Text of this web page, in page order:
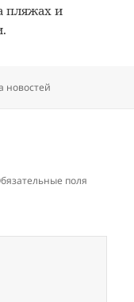
пляжах и
новостей
поля